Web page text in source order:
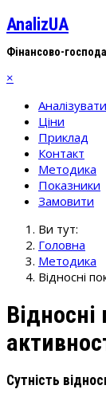
AnalizUA
Фінансово-
×
Аналізувати
Ціни
Приклад
Контакт
Методика
Показники
Замовити
Ви тут:
Головна
Методика
Відносні
Відносні
Сутність